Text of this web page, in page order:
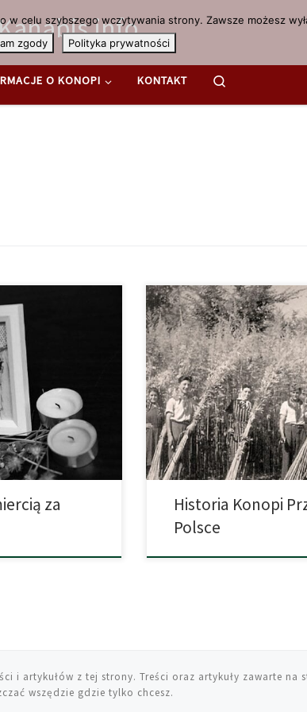
O KONOPI KONTAKT
świecie, gdzie za
śmierci. W
mieście
za handel
i krytykę ze strony
międzynarodowej.
za
Wbrew powszechnie
kraj, oraz konopie mają ze
bowiem Polska należy do dość
posiadających wieloletnią
najważniejsze przerobie
tej nietuzinkowej rośliny
aniżeli 0.2% THC zostały w
Historia Konopi
Polsce
i artykułów z tej strony. Treści oraz artykuły zawarte na
wszędzie gdzie tylko chcesz.
celu szybszego wczytywania strony. Zawsze możesz
zgody Polityka prywatności